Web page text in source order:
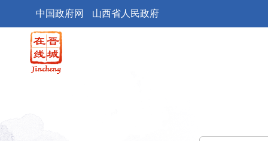
中国政府网 山西省人民政府